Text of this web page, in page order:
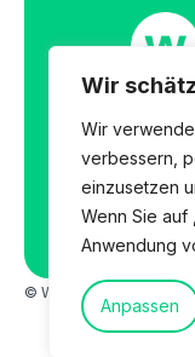
Wir
Wir
verbessern,
einzusetzen
Wenn Sie auf
Anwendung
Anpassen
© W.CREATE Real